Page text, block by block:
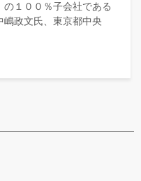
の１００％子会社である
政文氏、東京都中央